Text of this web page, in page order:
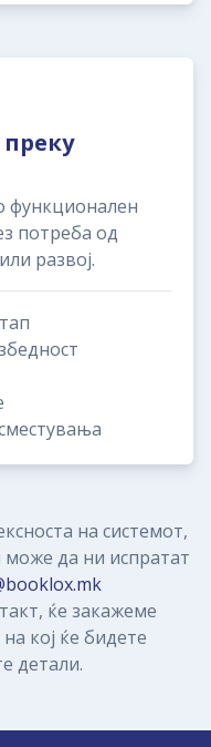
функционален
потреба од
развој.
на системот,
може да ни испратат
ќе закажеме
кој ќе бидете
детали.